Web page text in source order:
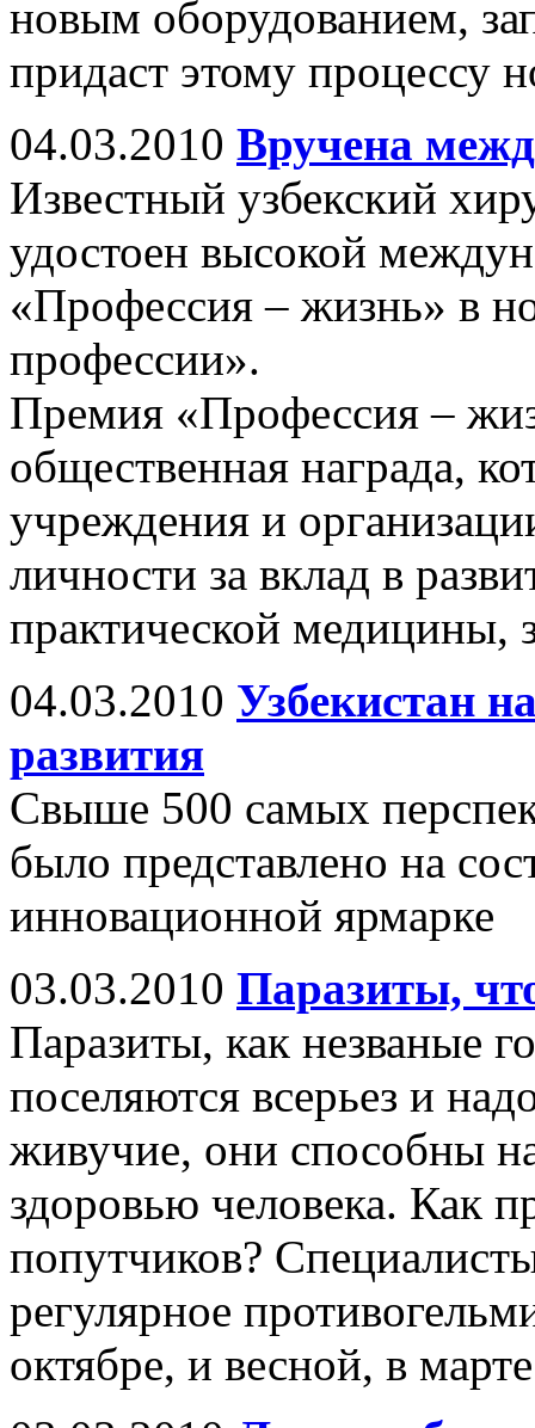
новым оборудованием,
придаст этому процессу
04.03.2010 Вручена
Известный узбекский
удостоен высокой
«Профессия – жизнь» в
профессии».
Премия «Профессия –
общественная награда,
учреждения и
личности за вклад в
практической медицины,
04.03.2010 Узбекистан
развития
Свыше 500 самых
было представлено на
инновационной ярмарке
03.03.2010 Паразиты,
Паразиты, как незваные
поселяются всерьез и
живучие, они способны
здоровью человека. Как
попутчиков?
регулярное
октябре, и весной, в марте